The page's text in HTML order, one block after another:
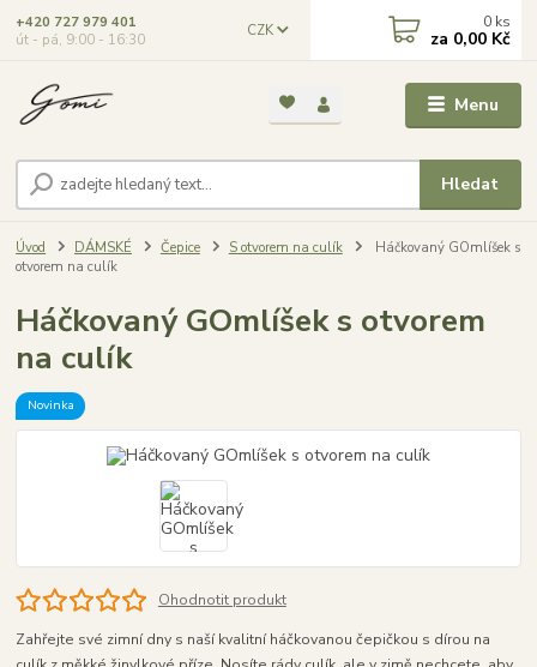
Menu
CZK
Hledat
+420 727 979 401
út - pá, 9:00 - 16:30
0 ks
za 0,00 Kč
Úvod DÁMSKÉ Čepice S otvorem na culík
Háčkovaný GOmlíšek s
otvorem na culík
Háčkovaný GOmlíšek s otvorem
na culík
Novinka
Ohodnotit produkt
Zahřejte své zimní dny s naší kvalitní háčkovanou čepičkou s dírou na